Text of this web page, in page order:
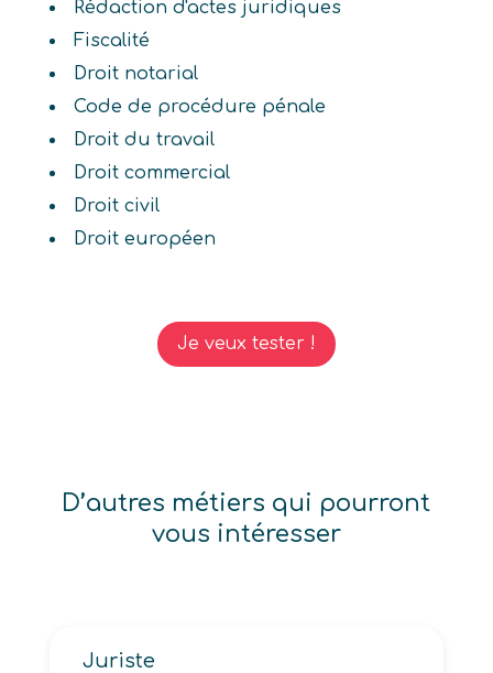
Rédaction d'actes juridiques
Fiscalité
Droit notarial
Code de procédure pénale
Droit du travail
Droit commercial
Droit civil
Droit européen
Je veux tester !
D’autres métiers qui pourront
vous intéresser
Juriste